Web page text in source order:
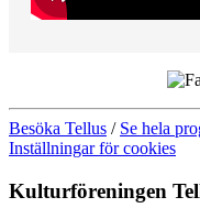
Besöka Tellus / Se hela
Inställningar för cookies
Kulturföreningen